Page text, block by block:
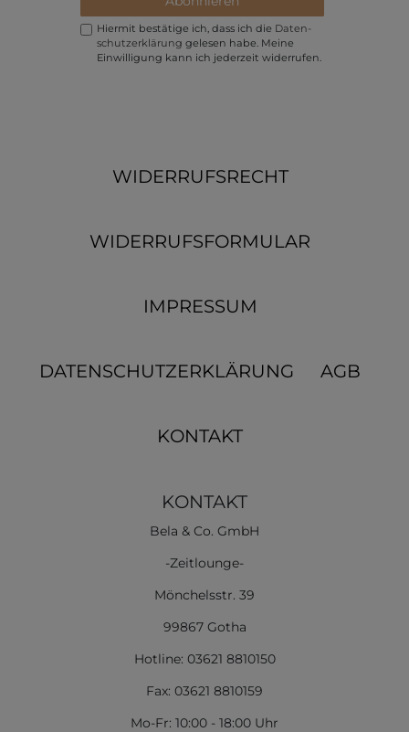
Hiermit bestätige ich, dass ich die Daten­
schutz­erklärung gelesen habe. Meine
Einwilligung kann ich jederzeit widerrufen.
WIDERRUFSRECHT
WIDERRUFSFORMULAR
IMPRESSUM
DATENSCHUTZERKLÄRUNG AGB
KONTAKT
KONTAKT
Bela & Co. GmbH
-Zeitlounge-
Mönchelsstr. 39
99867 Gotha
Hotline: 03621 8810150
Fax: 03621 8810159
Mo-Fr: 10:00 - 18:00 Uhr